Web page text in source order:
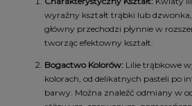
wyraźny kształt trąbki lub dzwonka,
główny przechodzi płynnie w
tworząc efektowny kształt.
Bogactwo Kolorów: Lilie trąbkowe
kolorach, od delikatnych pasteli po
barwy. Można znaleźć odmiany w